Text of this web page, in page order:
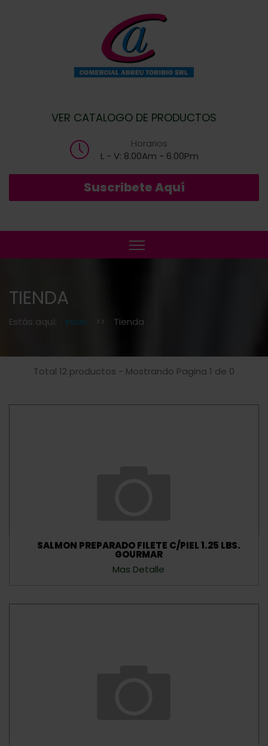
VER CATALOGO DE PRODUCTOS
Horarios
L - V: 8.00Am - 6.00Pm
Suscribete Aquí
TIENDA
Estás aquí: Inicio >> Tienda
Total 12 productos - Mostrando Pagina 1 de 0
SALMON PREPARADO FILETE C/PIEL 1.25 LBS.
GOURMAR
Mas Detalle